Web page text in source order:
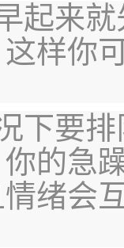
起来
样你
下要
的急
绪会